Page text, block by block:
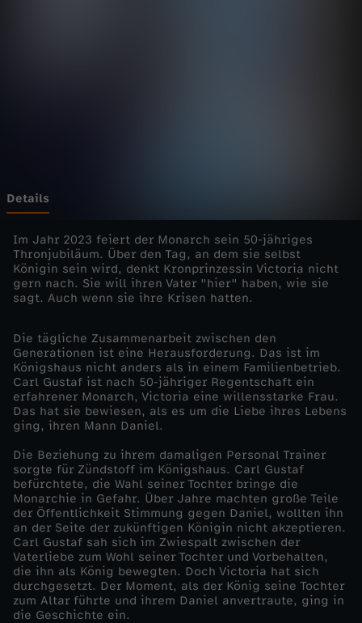
o
y
a
:
M
e
i
n
V
a
Details
Im Jahr 2023 feiert der Monarch sein 50-jähriges
Thronjubiläum. Über den Tag, an dem sie selbst
Königin sein wird, denkt Kronprinzessin Victoria nicht
gern nach. Sie will ihren Vater "hier" haben, wie sie
sagt. Auch wenn sie ihre Krisen hatten.
Die tägliche Zusammenarbeit zwischen den
Generationen ist eine Herausforderung. Das ist im
Königshaus nicht anders als in einem Familienbetrieb.
Carl Gustaf ist nach 50-jähriger Regentschaft ein
erfahrener Monarch, Victoria eine willensstarke Frau.
Das hat sie bewiesen, als es um die Liebe ihres Lebens
ging, ihren Mann Daniel.
Die Beziehung zu ihrem damaligen Personal Trainer
sorgte für Zündstoff im Königshaus. Carl Gustaf
befürchtete, die Wahl seiner Tochter bringe die
Monarchie in Gefahr. Über Jahre machten große Teile
der Öffentlichkeit Stimmung gegen Daniel, wollten ihn
an der Seite der zukünftigen Königin nicht akzeptieren.
Carl Gustaf sah sich im Zwiespalt zwischen der
Vaterliebe zum Wohl seiner Tochter und Vorbehalten,
die ihn als König bewegten. Doch Victoria hat sich
durchgesetzt. Der Moment, als der König seine Tochter
zum Altar führte und ihrem Daniel anvertraute, ging in
die Geschichte ein.